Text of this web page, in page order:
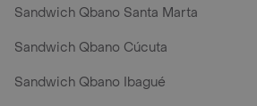
Sandwich Qbano Santa Marta
Sandwich Qbano Cúcuta
Sandwich Qbano Ibagué